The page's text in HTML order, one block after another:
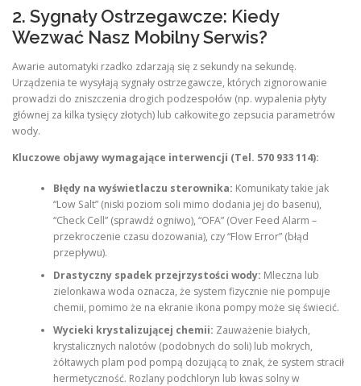
2. Sygnały Ostrzegawcze: Kiedy
Wezwać Nasz Mobilny Serwis?
Awarie automatyki rzadko zdarzają się z sekundy na sekundę.
Urządzenia te wysyłają sygnały ostrzegawcze, których zignorowanie
prowadzi do zniszczenia drogich podzespołów (np. wypalenia płyty
głównej za kilka tysięcy złotych) lub całkowitego zepsucia parametrów
wody.
Kluczowe objawy wymagające interwencji (Tel. 570 933 114):
Błędy na wyświetlaczu sterownika: Komunikaty takie jak
“Low Salt” (niski poziom soli mimo dodania jej do basenu),
“Check Cell” (sprawdź ogniwo), “OFA” (Over Feed Alarm –
przekroczenie czasu dozowania), czy “Flow Error” (błąd
przepływu).
Drastyczny spadek przejrzystości wody: Mleczna lub
zielonkawa woda oznacza, że system fizycznie nie pompuje
chemii, pomimo że na ekranie ikona pompy może się świecić.
Wycieki krystalizującej chemii: Zauważenie białych,
krystalicznych nalotów (podobnych do soli) lub mokrych,
żółtawych plam pod pompą dozującą to znak, że system stracił
hermetyczność. Rozlany podchloryn lub kwas solny w